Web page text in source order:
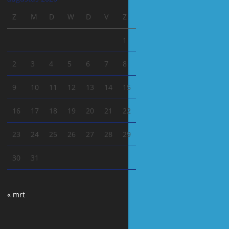
Z
M D W D V Z
1
2 3 4 5 6 7 8
9 10 11 12 13 14 15
16 17 18 19 20 21 22
23 24 25 26 27 28 29
30 31
« mrt